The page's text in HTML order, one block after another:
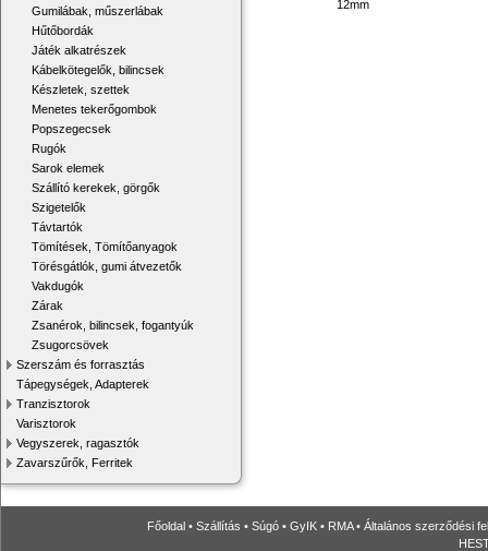
Gumilábak, műszerlábak
Hűtőbordák
Játék alkatrészek
Kábelkötegelők, bilincsek
Készletek, szettek
Menetes tekerőgombok
Popszegecsek
Rugók
Sarok elemek
Szállító kerekek, görgők
Szigetelők
Távtartók
Tömítések, Tömítőanyagok
Törésgátlók, gumi átvezetők
Vakdugók
Zárak
Zsanérok, bilincsek, fogantyúk
Zsugorcsövek
Szerszám és forrasztás
Tápegységek, Adapterek
Tranzisztorok
Varisztorok
Vegyszerek, ragasztók
Zavarszűrők, Ferritek
12mm
Főoldal • Szállítás • Súgó • GyIK • RMA• Általános szerződési